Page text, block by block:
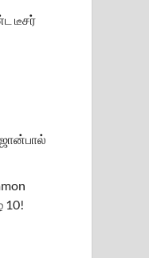
டீசர்
10!